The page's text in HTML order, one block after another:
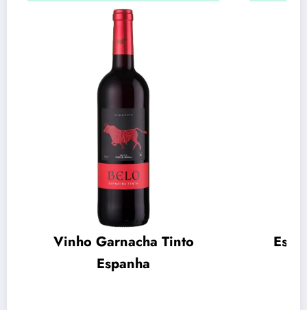
Vinho Garnacha Tinto
Espanha